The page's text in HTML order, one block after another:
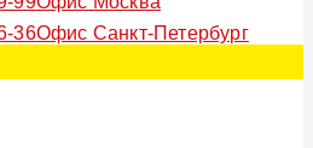
36Офис Санкт-Петербург